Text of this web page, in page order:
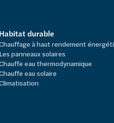
Habitat durable
à haut rendement
Les panneaux solaires
eau thermodynamique
eau solaire